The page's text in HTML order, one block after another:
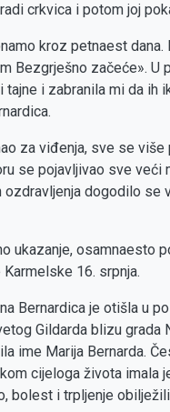
crkvica i potom joj
kroz petnaest dana.
Bezgrješno začeće». U
i zabranila mi da ih
za viđenja, sve se
se pojavljivao sve veći
ozdravljenja dogodilo se
ukazanje, osamnaesto
16. srpnja.
Bernardica je otišla u
Gildarda blizu grada
ime Marija Bernarda.
cijeloga života imala
bolest i trpljenje